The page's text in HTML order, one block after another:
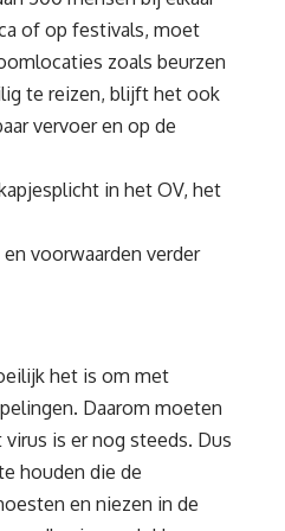
of op festivals, moet
zoals beurzen
te reizen, blijft het ook
vervoer en op de
in het OV, het
voorwaarden verder
het is om met
Daarom moeten
is er nog steeds. Dus
houden die de
en niezen in de